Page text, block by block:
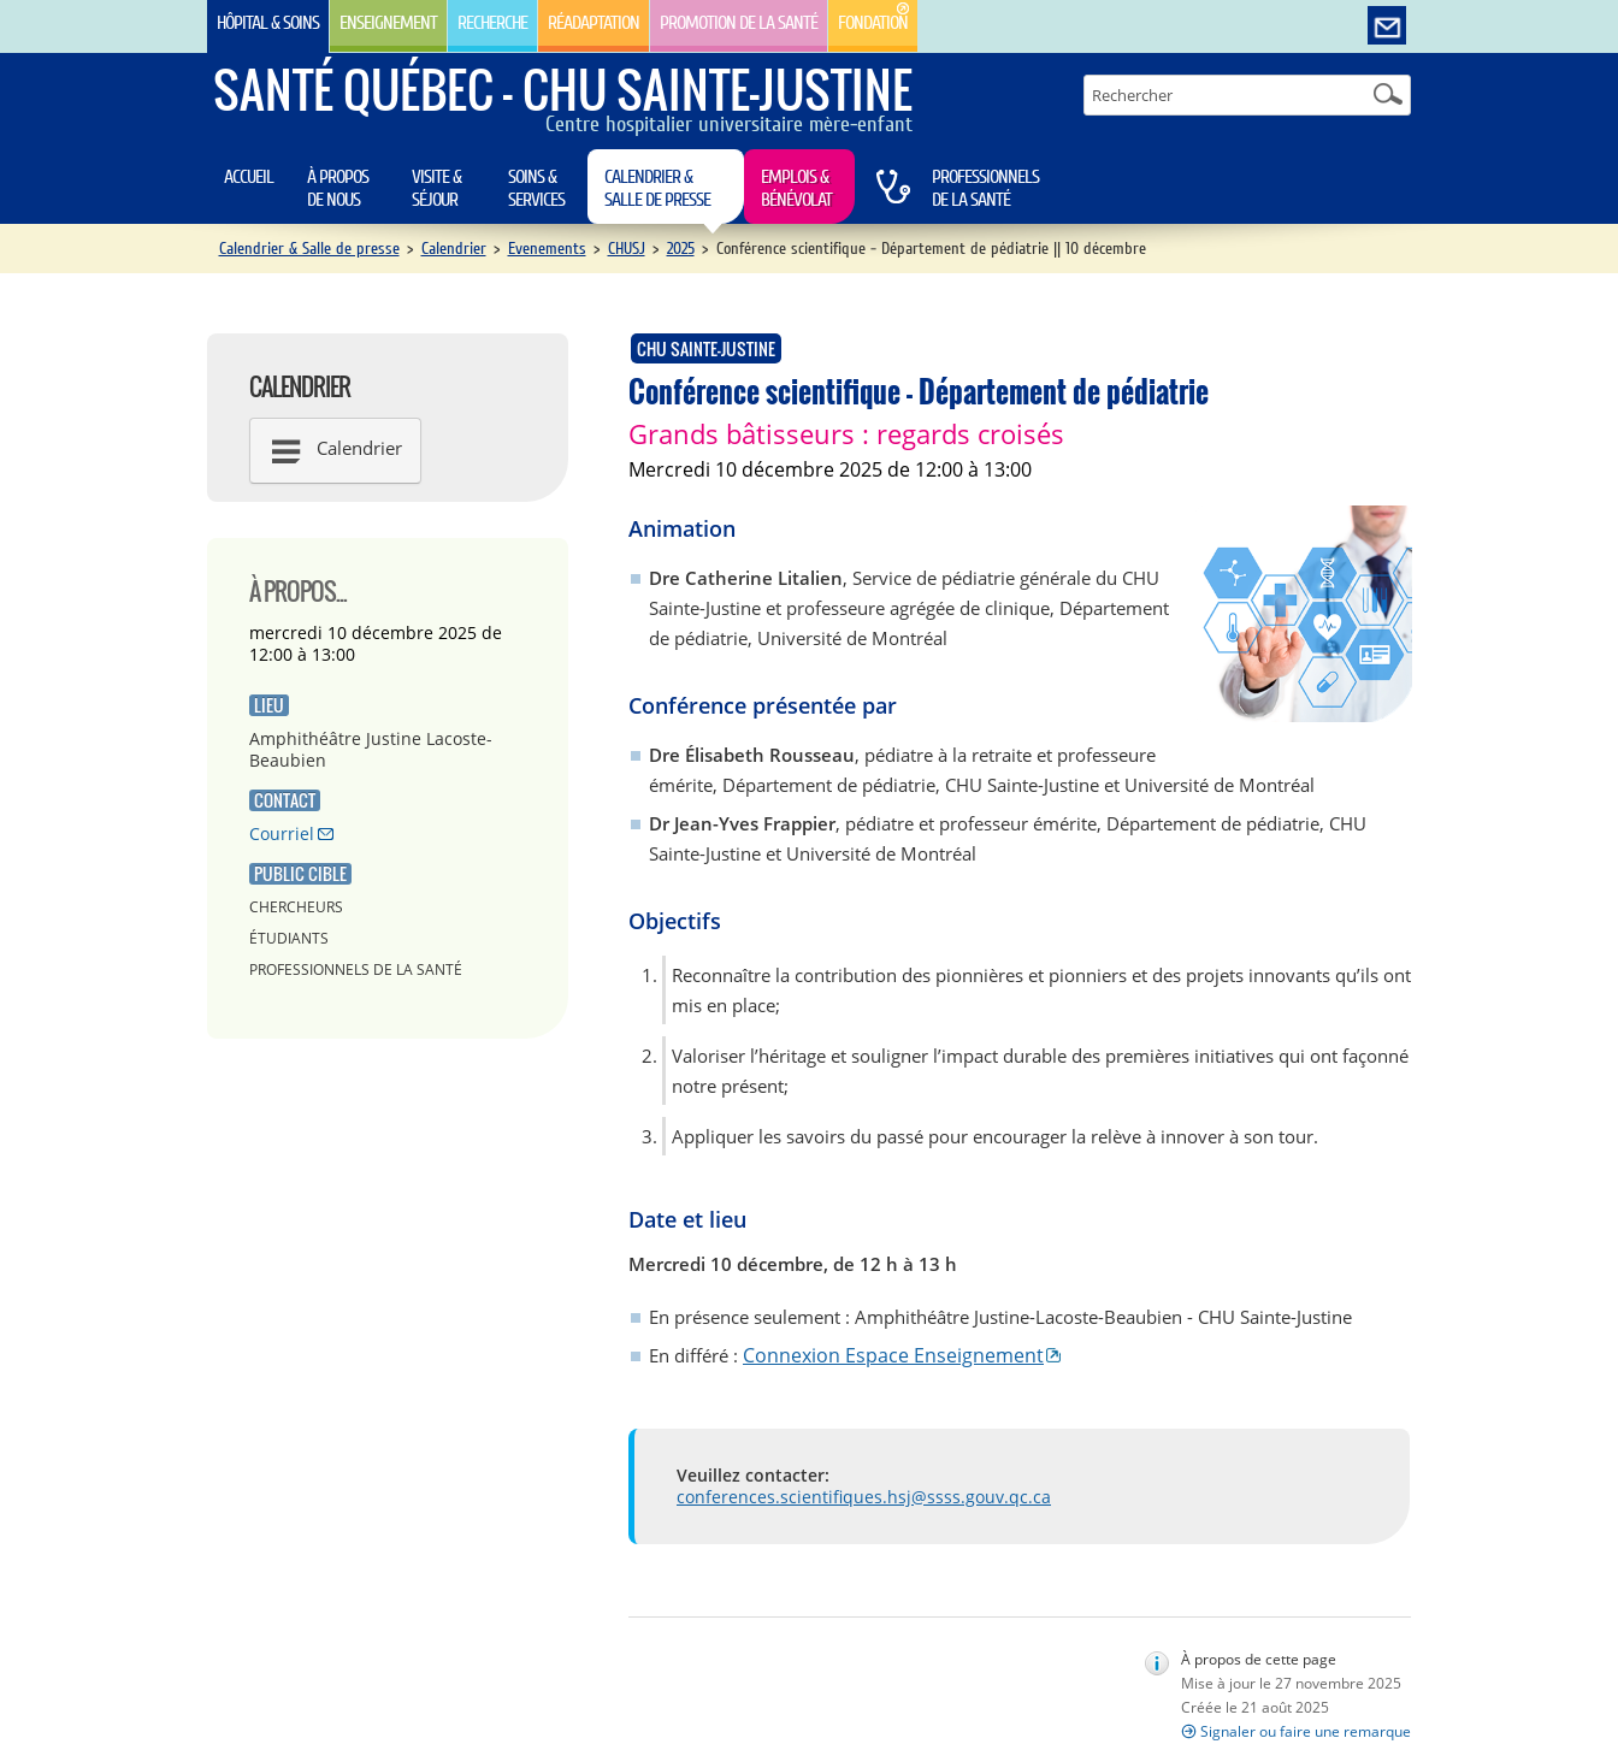
HÔPITAL & SOINS ENSEIGNEMENT RECHERCHE RÉADAPTATION PROMOTION DE LA SANTÉ FONDATION
SANTÉ QUÉBEC - CHU SAINTE-JUSTINE
Centre hospitalier universitaire mère-enfant
ACCUEIL
À PROPOS
DE NOUS
VISITE &
SÉJOUR
SOINS &
SERVICES
CALENDRIER &
SALLE DE PRESSE
EMPLOIS &
BÉNÉVOLAT
PROFESSIONNELS
DE LA SANTÉ
Calendrier & Salle de presse > Calendrier > Evenements > CHUSJ > 2025 > Conférence scientifique - Département de pédiatrie || 10 décembre
CALENDRIER
Calendrier
À PROPOS...
mercredi 10 décembre 2025 de
12:00 à 13:00
LIEU
Amphithéâtre Justine Lacoste-
Beaubien
CONTACT
Courriel
PUBLIC CIBLE
CHERCHEURS
ÉTUDIANTS
PROFESSIONNELS DE LA SANTÉ
CHU SAINTE-JUSTINE
Conférence scientifique - Département de pédiatrie
Grands bâtisseurs : regards croisés
mercredi 10 décembre 2025 de 12:00 à 13:00
Animation
Dre Catherine Litalien, Service de pédiatrie générale du CHU
Sainte-Justine et professeure agrégée de clinique, Département
de pédiatrie, Université de Montréal
Conférence présentée par
Dre Élisabeth Rousseau, pédiatre à la retraite et professeure
émérite, Département de pédiatrie, CHU Sainte-Justine et Université de Montréal
Dr Jean-Yves Frappier, pédiatre et professeur émérite, Département de pédiatrie, CHU
Sainte-Justine et Université de Montréal
Objectifs
Reconnaître la contribution des pionnières et pionniers et des projets innovants qu’ils ont
mis en place;
Valoriser l’héritage et souligner l’impact durable des premières initiatives qui ont façonné
notre présent;
Appliquer les savoirs du passé pour encourager la relève à innover à son tour.
Date et lieu
Mercredi 10 décembre, de 12 h à 13 h
En présence seulement : Amphithéâtre Justine-Lacoste-Beaubien - CHU Sainte-Justine
En différé : Connexion Espace Enseignement
Veuillez contacter:
conferences.scientifiques.hsj@ssss.gouv.qc.ca
À propos de cette page
Mise à jour le 27 novembre 2025
Créée le 21 août 2025
Signaler ou faire une remarque